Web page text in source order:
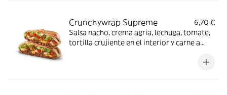
Crunchywrap Supreme
6,70 €
Salsa nacho, crema agria, lechuga, tomate,
tortilla crujiente en el interior y carne a